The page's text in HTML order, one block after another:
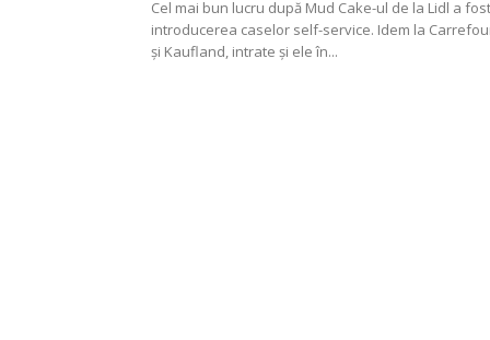
Cel mai bun lucru după Mud Cake-ul de la Lidl a fost
introducerea caselor self-service. Idem la
și Kaufland, intrate și ele în...